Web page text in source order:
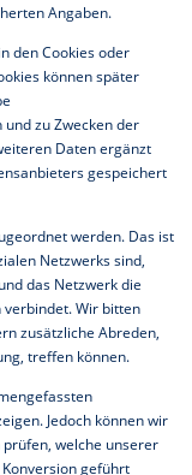
Angaben.
den Cookies oder
können später
zu Zwecken der
Daten ergänzt
gespeichert
werden. Das ist
Netzwerks sind,
das Netzwerk die
Wir bitten
zusätzliche Abreden,
treffen können.
Jedoch können wir
welche unserer
geführt